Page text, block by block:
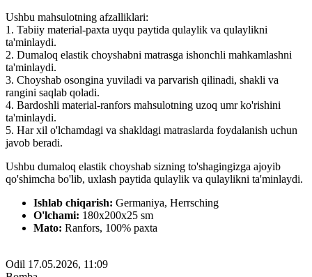
Ushbu mahsulotning afzalliklari:
1. Tabiiy material-paxta uyqu paytida qulaylik va qulaylikni
ta'minlaydi.
2. Dumaloq elastik choyshabni matrasga ishonchli mahkamlashni
ta'minlaydi.
3. Choyshab osongina yuviladi va parvarish qilinadi, shakli va
rangini saqlab qoladi.
4. Bardoshli material-ranfors mahsulotning uzoq umr ko'rishini
ta'minlaydi.
5. Har xil o'lchamdagi va shakldagi matraslarda foydalanish uchun
javob beradi.
Ushbu dumaloq elastik choyshab sizning to'shagingizga ajoyib
qo'shimcha bo'lib, uxlash paytida qulaylik va qulaylikni ta'minlaydi.
Ishlab chiqarish: Germaniya, Herrsching
O'lchami: 180x200x25 sm
Mato: Ranfors, 100% paxta
Odil 17.05.2026, 11:09